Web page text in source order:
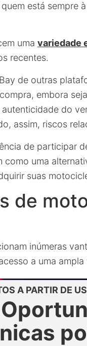
está sempre
uma variedade
recentes.
de outras
embora
do
assim, riscos
de participar
uma
suas
de
inúmeras
a uma
A PARTIR DE